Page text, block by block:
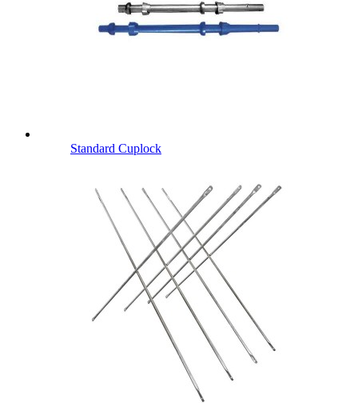
Standard Cuplock